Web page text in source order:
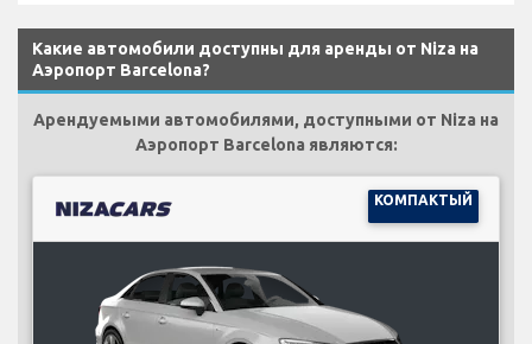
Какие автомобили доступны для аренды от Niza на
Аэропорт Barcelona?
Арендуемыми автомобилями, доступными от Niza на
Аэропорт Barcelona являются:
КОМПАКТЫЙ